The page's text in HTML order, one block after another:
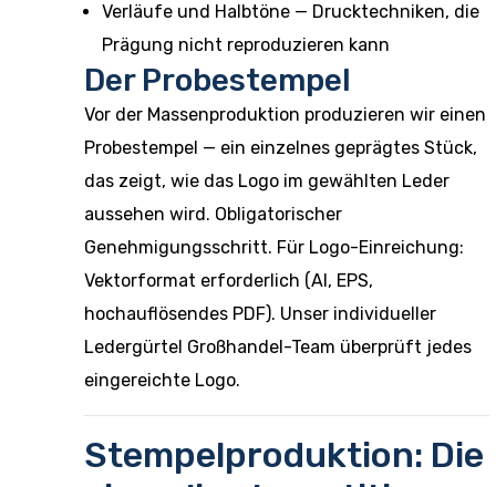
Verläufe und Halbtöne — Drucktechniken, die
Prägung nicht reproduzieren kann
Der Probestempel
Vor der Massenproduktion produzieren wir einen
Probestempel — ein einzelnes geprägtes Stück,
das zeigt, wie das Logo im gewählten Leder
aussehen wird. Obligatorischer
Genehmigungsschritt. Für Logo-Einreichung:
Vektorformat erforderlich (AI, EPS,
hochauflösendes PDF). Unser individueller
Ledergürtel Großhandel-Team überprüft jedes
eingereichte Logo.
Stempelproduktion: Die